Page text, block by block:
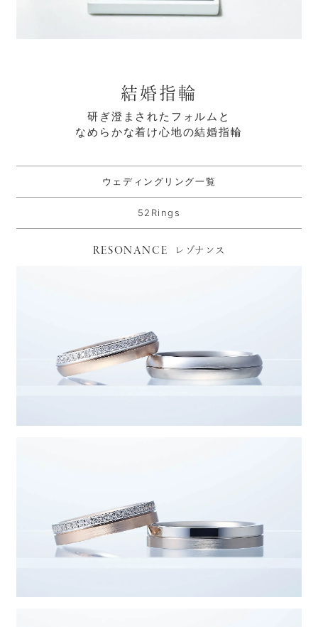
結婚指輪
研ぎ澄まされたフォルムと
なめらかな着け心地の結婚指輪
ウェディングリング一覧
52Rings
RESONANCE レゾナンス